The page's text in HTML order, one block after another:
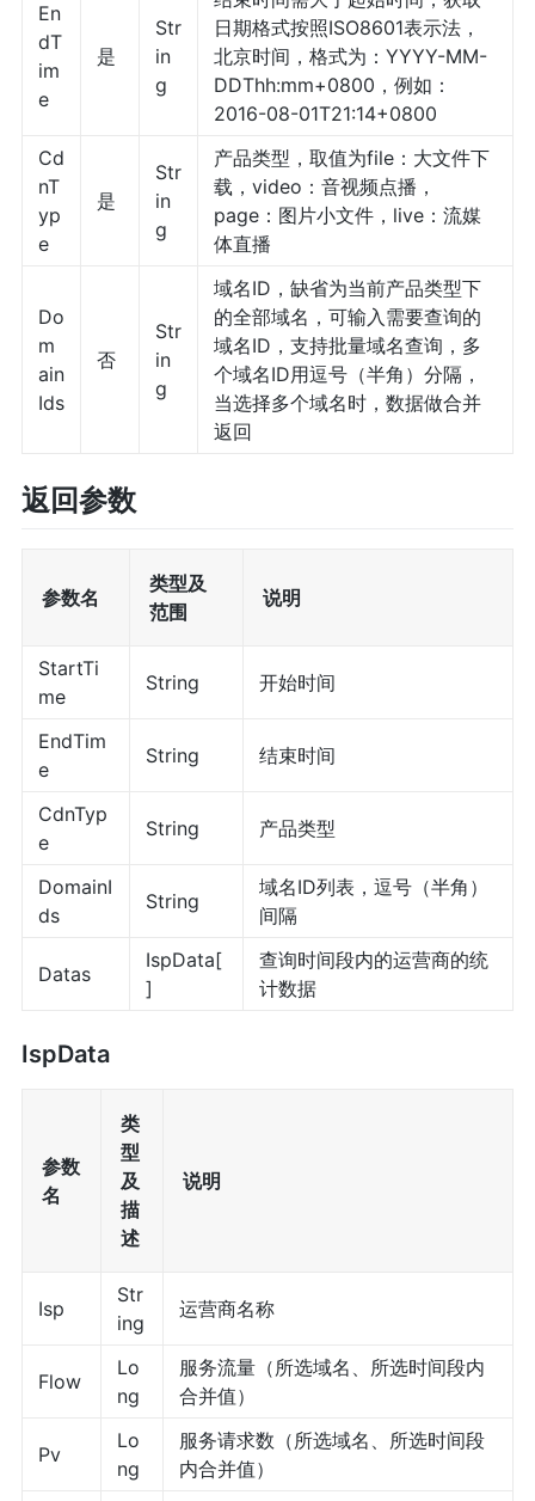
En
dT
im
e
是
Str
in
g
日期格式按照ISO8601表示法，
北京时间，格式为：YYYY-MM-
DDThh:mm+0800，例如：
2016-08-01T21:14+0800
Cd
nT
yp
e
是
Str
in
g
产品类型，取值为file：大文件下
载，video：音视频点播，
page：图片小文件，live：流媒
体直播
Do
m
ain
Ids
否
Str
in
g
域名ID，缺省为当前产品类型下
的全部域名，可输入需要查询的
域名ID，支持批量域名查询，多
个域名ID用逗号（半角）分隔，
当选择多个域名时，数据做合并
返回
返回参数
参数名
类型及
范围
说明
StartTi
me
String 开始时间
EndTim
e
String 结束时间
CdnTyp
e
String 产品类型
DomainI
ds
String
域名ID列表，逗号（半角）
间隔
Datas
IspData[
]
查询时间段内的运营商的统
计数据
IspData
参数
名
类
型
及
描
述
说明
Isp
Str
ing
运营商名称
Flow
Lo
ng
服务流量（所选域名、所选时间段内
合并值）
Pv
Lo
ng
服务请求数（所选域名、所选时间段
内合并值）